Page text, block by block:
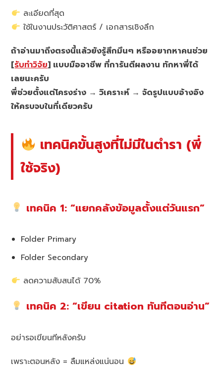
ละเอียดที่สุด
ใช้ในงานประวัติศาสตร์ / เอกสารเชิงลึก
ถ้าอ่านมาถึงตรงนี้แล้วยังรู้สึกมึนๆ หรืออยากหาคนช่วย
[รับทำวิจัย] แบบมืออาชีพ ที่การันตีผลงาน ทักหาพี่ได้
เลยนะครับ
พี่ช่วยตั้งแต่โครงร่าง → วิเคราะห์ → จัดรูปแบบอ้างอิง
ให้ครบจบในที่เดียวครับ
เทคนิคขั้นสูงที่ไม่มีในตำรา (พี่
ใช้จริง)
เทคนิค 1: “แยกคลังข้อมูลตั้งแต่วันแรก”
Folder Primary
Folder Secondary
ลดความสับสนได้ 70%
เทคนิค 2: “เขียน citation ทันทีตอนอ่าน”
อย่ารอเขียนทีหลังครับ
เพราะตอนหลัง = ลืมแหล่งแน่นอน